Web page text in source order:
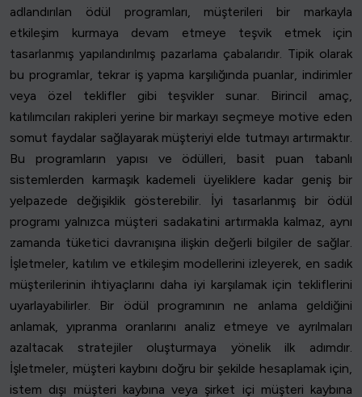
adlandırılan ödül programları, müşterileri bir markayla
etkileşim kurmaya devam etmeye teşvik etmek için
tasarlanmış yapılandırılmış pazarlama çabalarıdır. Tipik olarak
bu programlar, tekrar iş yapma karşılığında puanlar, indirimler
veya özel teklifler gibi teşvikler sunar. Birincil amaç,
katılımcıları rakipleri yerine bir markayı seçmeye motive eden
somut faydalar sağlayarak müşteriyi elde tutmayı artırmaktır.
Bu programların yapısı ve ödülleri, basit puan tabanlı
sistemlerden karmaşık kademeli üyeliklere kadar geniş bir
yelpazede değişiklik gösterebilir. İyi tasarlanmış bir ödül
programı yalnızca müşteri sadakatini artırmakla kalmaz, aynı
zamanda tüketici davranışına ilişkin değerli bilgiler de sağlar.
İşletmeler, katılım ve etkileşim modellerini izleyerek, en sadık
müşterilerinin ihtiyaçlarını daha iyi karşılamak için tekliflerini
uyarlayabilirler. Bir ödül programının ne anlama geldiğini
anlamak, yıpranma oranlarını analiz etmeye ve ayrılmaları
azaltacak stratejiler oluşturmaya yönelik ilk adımdır.
İşletmeler, müşteri kaybını doğru bir şekilde hesaplamak için,
istem dışı müşteri kaybına veya şirket içi müşteri kaybına